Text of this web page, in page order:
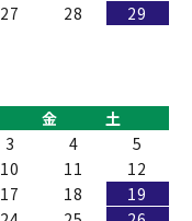
27 28
29
金
土
3 4
5
10 11
12
17 18
19